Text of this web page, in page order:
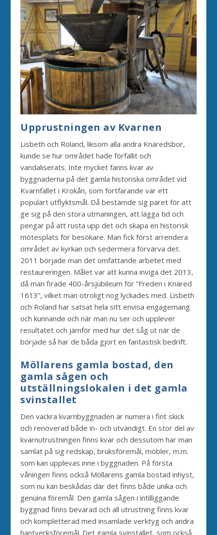
Upprustningen av Kvarnen
Lisbeth och Roland, liksom alla andra Knäredsbor,
kunde se hur området hade förfallit och
vandaliserats. Inte mycket fanns kvar av
byggnaderna på det gamla historiska området vid
Kvarnfallet i Krokån, som fortfarande var ett
populärt utflyktsmål. Då bestämde sig paret för att
ge sig på den stora utmaningen, att lägga tid och
pengar på att rusta upp det och skapa en historisk
mötesplats för besökare. Man fick först arrendera
området av kyrkan och sedermera förvärva det.
2011 började man det omfattande arbetet med
restaureringen. Målet var att kunna inviga det 2013,
då man firade 400-årsjubileum för ”Freden i Knäred
1613”, vilket man otroligt nog lyckades med. Lisbeth
och Roland har satsat hela sitt envisa engagemang
och kunnande och när man nu ser och upplever
resultatet och jämför med hur det såg ut när de
började så har de båda gjort en fantastisk bedrift.
Möllarens gamla bostad, den
gamla sågen och
utställningslokalen i det gamla
svinstallet
Den vackra kvarnbyggnaden är numera i fint skick
och renoverad både in- och utvändigt. En stor del av
kvarnutrustningen finns kvar och dessutom har man
samlat på sig redskap, bruksföremål, möbler, m.m.
som kan upplevas inne i byggnaden. På första
våningen finns också Möllarens gamla bostad inhyst,
som nu kan beskådas där det finns både unika och
genuina föremål. Den gamla sågen i intilliggande
byggnad finns bevarad och all utrustning finns kvar
och kompletterad med insamlade verktyg och andra
hantverksföremål. Det gamla svinstallet, som också